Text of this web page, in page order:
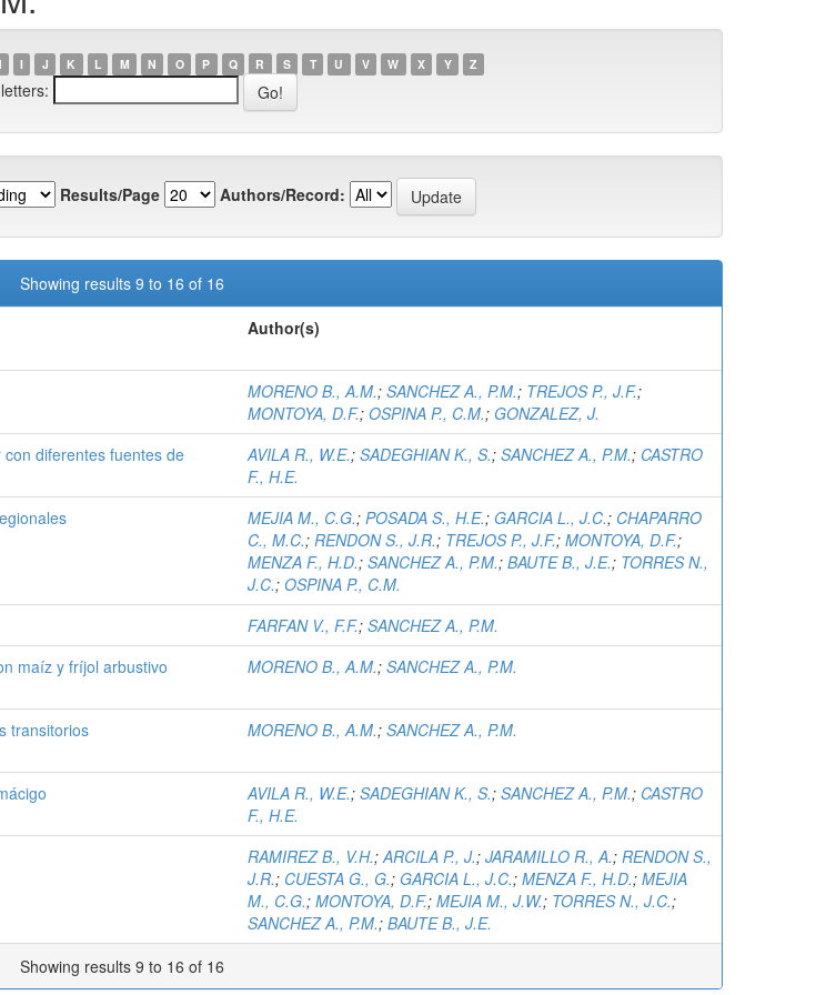
I J K L M N O P Q R S T U V W X Y Z
Results/Page Authors/Record:
Showing results 9 to 16 of 16
Author(s)
MORENO B., A.M.; SANCHEZ A., P.M.; TREJOS P., J.F.;
MONTOYA, D.F.; OSPINA P., C.M.; GONZALEZ, J.
diferentes fuentes de
AVILA R., W.E.; SADEGHIAN K., S.; SANCHEZ A., P.M.; CASTRO
F., H.E.
MEJIA M., C.G.; POSADA S., H.E.; GARCIA L., J.C.; CHAPARRO
C., M.C.; RENDON S., J.R.; TREJOS P., J.F.; MONTOYA, D.F.;
MENZA F., H.D.; SANCHEZ A., P.M.; BAUTE B., J.E.; TORRES N.,
J.C.; OSPINA P., C.M.
FARFAN V., F.F.; SANCHEZ A., P.M.
maíz y fríjol arbustivo MORENO B., A.M.; SANCHEZ A., P.M.
transitorios MORENO B., A.M.; SANCHEZ A., P.M.
AVILA R., W.E.; SADEGHIAN K., S.; SANCHEZ A., P.M.; CASTRO
F., H.E.
RAMIREZ B., V.H.;ARCILA P., J.; JARAMILLO R., A.; RENDON S.,
J.R.; CUESTA G., G.; GARCIA L., J.C.; MENZA F., H.D.; MEJIA
M., C.G.; MONTOYA, D.F.; MEJIA M., J.W.; TORRES N., J.C.;
SANCHEZ A., P.M.; BAUTE B., J.E.
Showing results 9 to 16 of 16